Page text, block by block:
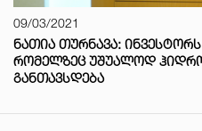
09/03/2021
ᲜᲐᲗᲘᲐ ᲗᲣᲠᲜᲐᲕᲐ: ᲘᲜᲕᲔᲡᲢᲝᲠᲡ
ᲠᲝᲛᲔᲚᲖᲔᲪ ᲣᲨᲣᲐᲚᲝᲓ
ᲒᲐᲜᲗᲐᲕᲡᲓᲔᲑᲐ